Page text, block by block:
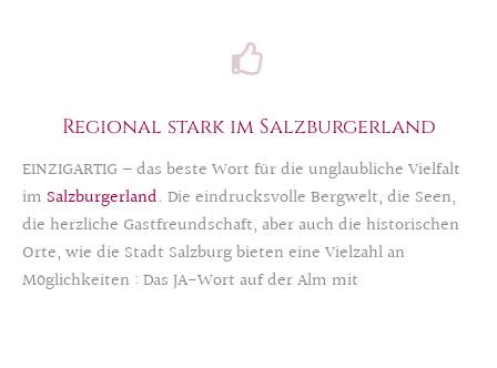
Regional stark im Salzburgerland
EINZIGARTIG – das beste Wort für die unglaubliche Vielfalt
im Salzburgerland. Die eindrucksvolle Bergwelt, die Seen,
die herzliche Gastfreundschaft, aber auch die historischen
Orte, wie die Stadt Salzburg bieten eine Vielzahl an
Möglichkeiten : Das JA-Wort auf der Alm mit